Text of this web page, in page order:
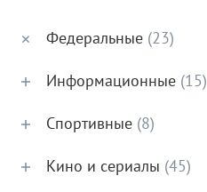
Федеральные (23)
Информационные (15)
Спортивные (8)
Кино и сериалы (45)